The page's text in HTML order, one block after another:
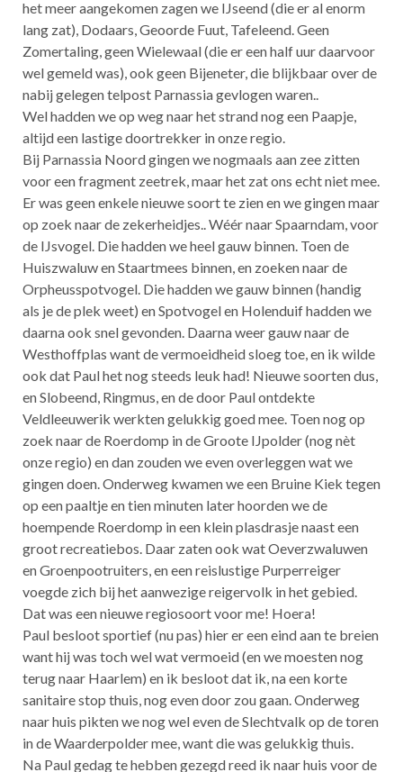
het meer aangekomen zagen we IJseend (die er al enorm
lang zat), Dodaars, Geoorde Fuut, Tafeleend. Geen
Zomertaling, geen Wielewaal (die er een half uur daarvoor
wel gemeld was), ook geen Bijeneter, die blijkbaar over de
nabij gelegen telpost Parnassia gevlogen waren..
Wel hadden we op weg naar het strand nog een Paapje,
altijd een lastige doortrekker in onze regio.
Bij Parnassia Noord gingen we nogmaals aan zee zitten
voor een fragment zeetrek, maar het zat ons echt niet mee.
Er was geen enkele nieuwe soort te zien en we gingen maar
op zoek naar de zekerheidjes.. Wéér naar Spaarndam, voor
de IJsvogel. Die hadden we heel gauw binnen. Toen de
Huiszwaluw en Staartmees binnen, en zoeken naar de
Orpheusspotvogel. Die hadden we gauw binnen (handig
als je de plek weet) en Spotvogel en Holenduif hadden we
daarna ook snel gevonden. Daarna weer gauw naar de
Westhoffplas want de vermoeidheid sloeg toe, en ik wilde
ook dat Paul het nog steeds leuk had! Nieuwe soorten dus,
en Slobeend, Ringmus, en de door Paul ontdekte
Veldleeuwerik werkten gelukkig goed mee. Toen nog op
zoek naar de Roerdomp in de Groote IJpolder (nog nèt
onze regio) en dan zouden we even overleggen wat we
gingen doen. Onderweg kwamen we een Bruine Kiek tegen
op een paaltje en tien minuten later hoorden we de
hoempende Roerdomp in een klein plasdrasje naast een
groot recreatiebos. Daar zaten ook wat Oeverzwaluwen
en Groenpootruiters, en een reislustige Purperreiger
voegde zich bij het aanwezige reigervolk in het gebied.
Dat was een nieuwe regiosoort voor me! Hoera!
Paul besloot sportief (nu pas) hier er een eind aan te breien
want hij was toch wel wat vermoeid (en we moesten nog
terug naar Haarlem) en ik besloot dat ik, na een korte
sanitaire stop thuis, nog even door zou gaan. Onderweg
naar huis pikten we nog wel even de Slechtvalk op de toren
in de Waarderpolder mee, want die was gelukkig thuis.
Na Paul gedag te hebben gezegd reed ik naar huis voor de